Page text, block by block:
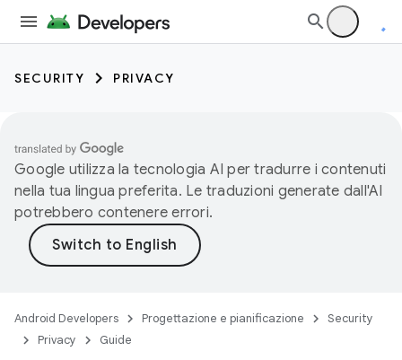
SECURITY PRIVACY
Google utilizza la tecnologia AI per tradurre i contenuti
nella tua lingua preferita. Le traduzioni generate dall'AI
potrebbero contenere errori.
Android Developers Progettazione e pianificazione
Security
Privacy
Guide